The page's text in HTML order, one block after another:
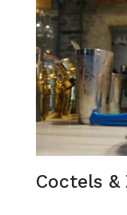
Coctels &